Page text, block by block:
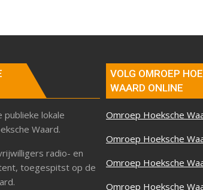
publieke lokale
Waard.
radio- en
toegespitst op de
VOLG OMROEP
WAARD ONLINE
Omroep Hoeksche
Omroep Hoeksche
Omroep Hoeksche
Omroep Hoeksche